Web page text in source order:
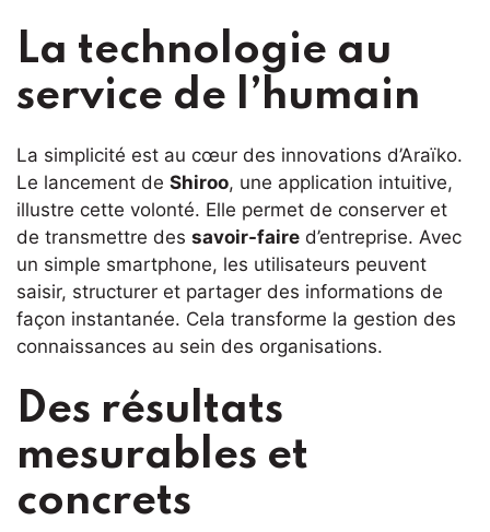
La technologie au
service de l’humain
La simplicité est au cœur des innovations d’Araïko.
Le lancement de Shiroo, une application intuitive,
illustre cette volonté. Elle permet de conserver et
de transmettre des savoir-faire d’entreprise. Avec
un simple smartphone, les utilisateurs peuvent
saisir, structurer et partager des informations de
façon instantanée. Cela transforme la gestion des
connaissances au sein des organisations.
Des résultats
mesurables et
concrets